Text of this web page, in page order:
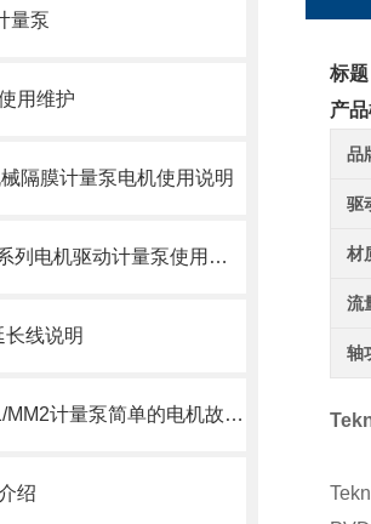
量泵
用维护
隔膜计量泵电机使用说明
MM1/MM2 系列电机驱动计量泵使用注意事项
长线说明
SEKO MM1/MM2计量泵简单的电机故障排除方法
绍
标
产
品
驱
材
流
轴